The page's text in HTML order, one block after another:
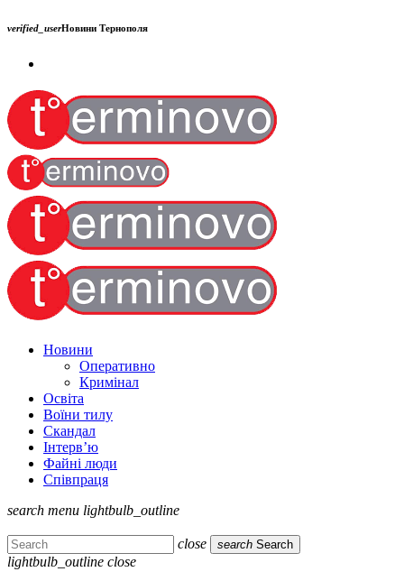
verified_userНовини Тернополя
Новини
Оперативно
Кримінал
Освіта
Воїни тилу
Скандал
Інтерв’ю
Файні люди
Співпраця
search menu lightbulb_outline
close search Search
lightbulb_outline close